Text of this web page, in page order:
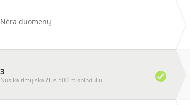
Nėra duomenų
3
Nusikaltimų skaičius 500 m spinduliu